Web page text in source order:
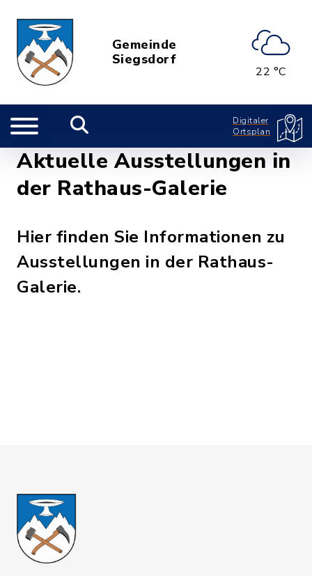
Gemeinde
Siegsdorf
22 °C
Digitaler
Ortsplan
Aktuelle Ausstellungen in
der Rathaus-Galerie
Hier finden Sie Informationen zu
Ausstellungen in der Rathaus-
Galerie.